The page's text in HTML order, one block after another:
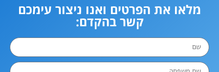
מלאו את הפרטים ואנו ניצור עימכם
קשר בהקדם: